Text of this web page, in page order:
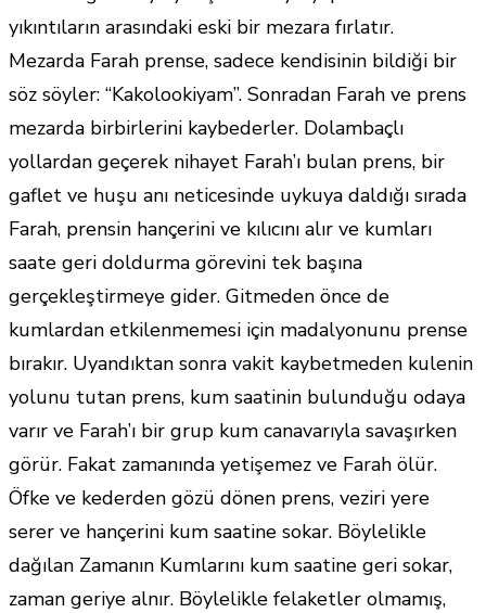
yıkıntıların arasındaki eski bir mezara fırlatır.
Mezarda Farah prense, sadece kendisinin bildiği bir
söz söyler: “Kakolookiyam”. Sonradan Farah ve prens
mezarda birbirlerini kaybederler. Dolambaçlı
yollardan geçerek nihayet Farah’ı bulan prens, bir
gaflet ve huşu anı neticesinde uykuya daldığı sırada
Farah, prensin hançerini ve kılıcını alır ve kumları
saate geri doldurma görevini tek başına
gerçekleştirmeye gider. Gitmeden önce de
kumlardan etkilenmemesi için madalyonunu prense
bırakır. Uyandıktan sonra vakit kaybetmeden kulenin
yolunu tutan prens, kum saatinin bulunduğu odaya
varır ve Farah’ı bir grup kum canavarıyla savaşırken
görür. Fakat zamanında yetişemez ve Farah ölür.
Öfke ve kederden gözü dönen prens, veziri yere
serer ve hançerini kum saatine sokar. Böylelikle
dağılan Zamanın Kumlarını kum saatine geri sokar,
zaman geriye alnır. Böylelikle felaketler olmamış,